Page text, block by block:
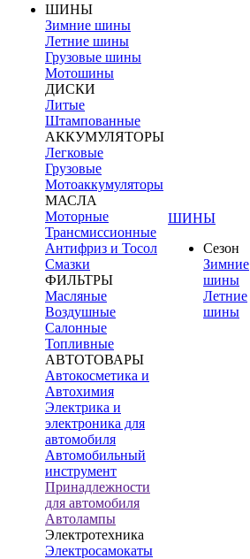
ШИНЫ
Зимние шины
Летние шины
Грузовые шины
Мотошины
ДИСКИ
Литые
Штампованные
АККУМУЛЯТОРЫ
Легковые
Грузовые
Мотоаккумуляторы
МАСЛА
Моторные
Трансмиссионные
Антифриз и Тосол
Смазки
ФИЛЬТРЫ
Масляные
Воздушные
Салонные
Топливные
АВТОТОВАРЫ
Автокосметика и
Автохимия
Электрика и
электроника для
автомобиля
Автомобильный
инструмент
Принадлежности
для автомобиля
Автолампы
Электротехника
Электросамокаты
ШИНЫ
Сезон
Зимние
шины
Летние
шины